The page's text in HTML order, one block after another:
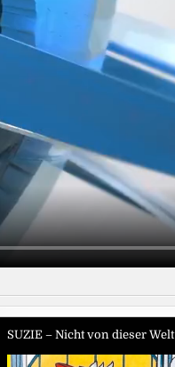
SUZIE – Nicht von dieser Welt